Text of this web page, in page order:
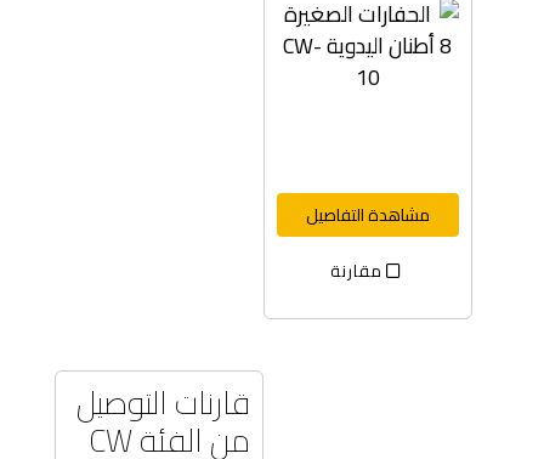
مشاهدة التفاصيل
مقارنة
قارنات التوصيل
من الفئة CW